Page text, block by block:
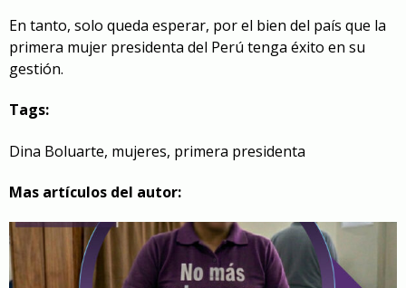
En tanto, solo queda esperar, por el bien del país que la
primera mujer presidenta del Perú tenga éxito en su
gestión.
Tags:
Dina Boluarte, mujeres, primera presidenta
Mas artículos del autor: